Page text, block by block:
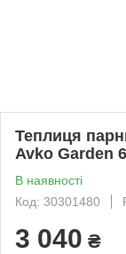
Теплиця
Avko Garden
В наявності
Код: 30301480
3 040 ₴